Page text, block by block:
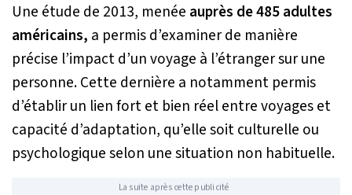
Une étude de 2013, menée auprès de 485 adultes
américains, a permis d’examiner de manière
précise l’impact d’un voyage à l’étranger sur une
personne. Cette dernière a notamment permis
d’établir un lien fort et bien réel entre voyages et
capacité d’adaptation, qu’elle soit culturelle ou
psychologique selon une situation non habituelle.
La suite après cette publicité